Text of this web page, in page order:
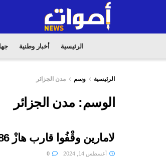
الرئيسية أخبار وطنية
الرئيسية وسم مدن الجزائر
الوسم: مدن الجزائر
لامارين وقْفُوا قارب هازْ 186 حْراك بسواحل بئر كندوز
أغسطس 14, 2024